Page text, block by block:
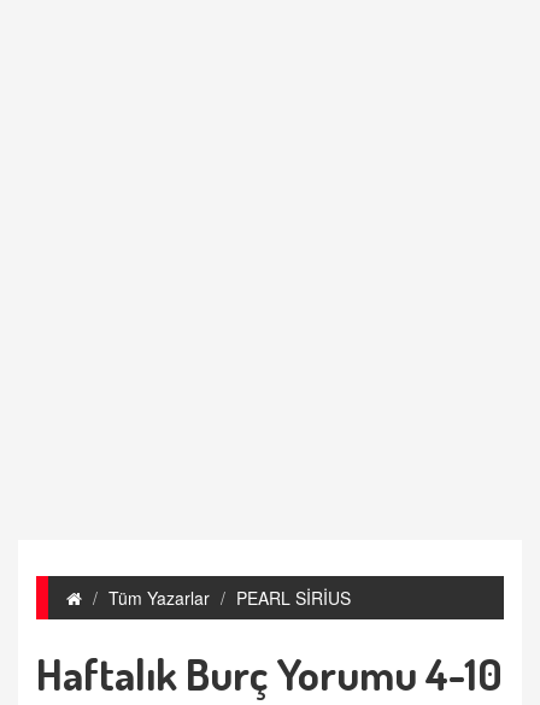
Tüm Yazarlar PEARL SİRİUS
Haftalık Burç Yorumu 4-10